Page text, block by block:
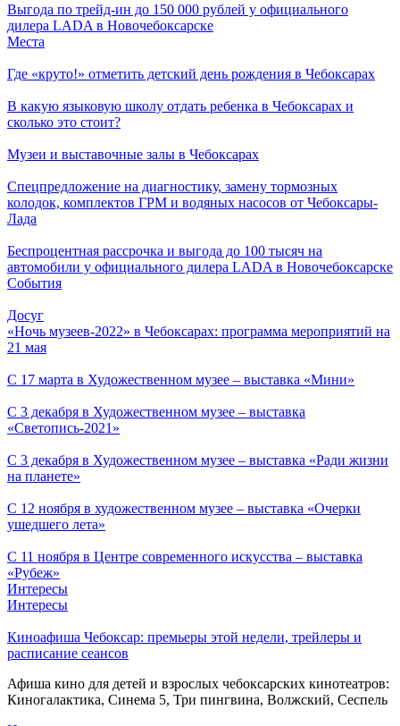
Выгода по трейд-ин до 150 000 рублей у официального
дилера LADA в Новочебоксарске
Места
Где «круто!» отметить детский день рождения в Чебоксарах
В какую языковую школу отдать ребенка в Чебоксарах и
сколько это стоит?
Музеи и выставочные залы в Чебоксарах
Спецпредложение на диагностику, замену тормозных
колодок, комплектов ГРМ и водяных насосов от Чебоксары-
Лада
Беспроцентная рассрочка и выгода до 100 тысяч на
автомобили у официального дилера LADA в Новочебоксарске
События
Досуг
«Ночь музеев-2022» в Чебоксарах: программа мероприятий на
21 мая
С 17 марта в Художественном музее – выставка «Мини»
С 3 декабря в Художественном музее – выставка
«Светопись-2021»
С 3 декабря в Художественном музее – выставка «Ради жизни
на планете»
С 12 ноября в художественном музее – выставка «Очерки
ушедшего лета»
С 11 ноября в Центре современного искусства – выставка
«Рубеж»
Интересы
Интересы
Киноафиша Чебоксар: премьеры этой недели, трейлеры и
расписание сеансов
Афиша кино для детей и взрослых чебоксарских кинотеатров:
Киногалактика, Синема 5, Три пингвина, Волжский, Сеспель